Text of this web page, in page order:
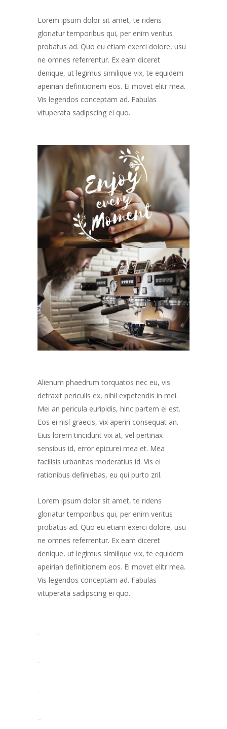
Lorem ipsum dolor sit amet, te ridens
gloriatur temporibus qui, per enim veritus
probatus ad. Quo eu etiam exerci dolore, usu
ne omnes referrentur. Ex eam diceret
denique, ut legimus similique vix, te equidem
apeirian definitionem eos. Ei movet elitr mea.
Vis legendos conceptam ad. Fabulas
vituperata sadipscing ei quo.
Alienum phaedrum torquatos nec eu, vis
detraxit periculis ex, nihil expetendis in mei.
Mei an pericula euripidis, hinc partem ei est.
Eos ei nisl graecis, vix aperiri consequat an.
Eius lorem tincidunt vix at, vel pertinax
sensibus id, error epicurei mea et. Mea
facilisis urbanitas moderatius id. Vis ei
rationibus definiebas, eu qui purto zril.
Lorem ipsum dolor sit amet, te ridens
gloriatur temporibus qui, per enim veritus
probatus ad. Quo eu etiam exerci dolore, usu
ne omnes referrentur. Ex eam diceret
denique, ut legimus similique vix, te equidem
apeirian definitionem eos. Ei movet elitr mea.
Vis legendos conceptam ad. Fabulas
vituperata sadipscing ei quo.